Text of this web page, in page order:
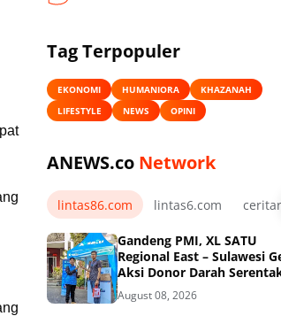
Tag Terpopuler
EKONOMI HUMANIORA
KHAZANAH
LIFESTYLE
NEWS OPINI
ANEWS.co Network
lintas86.com lintas6.com
Gandeng PMI, XL SATU
Regional East – Sulawesi
Aksi Donor Darah
August 08, 2026